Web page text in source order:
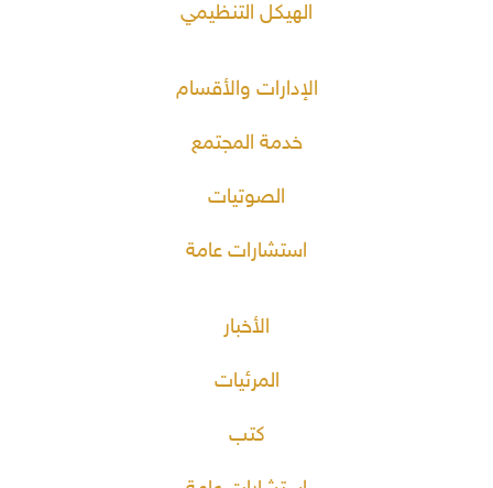
الهيكل التنظيمي
الإدارات والأقسام
خدمة المجتمع
الصوتيات
استشارات عامة
الأخبار
المرئيات
كتب